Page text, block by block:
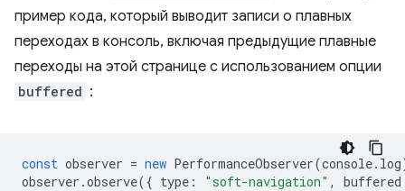
пример кода, который выводит записи о плавных
переходах в консоль, включая предыдущие плавные
переходы на этой странице с использованием опции
buffered :
const observer = new PerformanceObserver(console. log
observer .observe({ type : "soft-navigation" , buffered